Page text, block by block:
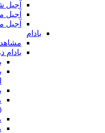
آجیل
آجیل
بادام
بادام